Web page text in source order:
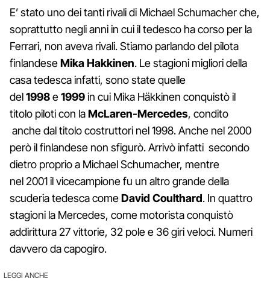
E’ stato uno dei tanti rivali di Michael Schumacher che,
soprattutto negli anni in cui il tedesco ha corso per la
Ferrari, non aveva rivali. Stiamo parlando del pilota
finlandeseMika Hakkinen. Le stagioni migliori della
casa tedesca infatti, sono state quelle
del1998e1999in cui Mika Häkkinen conquistò il
titolo piloti con laMcLaren-Mercedes, condito
anche dal titolo costruttori nel 1998. Anche nel 2000
però il finlandese non sfigurò. Arrivò infatti secondo
dietro proprio a Michael Schumacher, mentre
nel 2001 il vicecampione fu un altro grande della
scuderia tedesca comeDavid Coulthard. In quattro
stagioni la Mercedes, come motorista conquistò
addirittura 27 vittorie, 32 pole e 36 giri veloci. Numeri
davvero da capogiro.
LEGGI ANCHE